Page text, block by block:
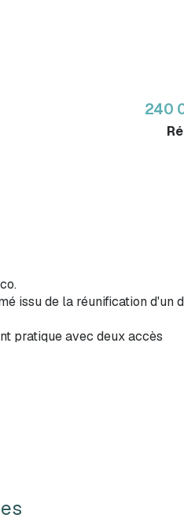
240
issu de la réunification d'un
pratique avec deux accès
de plusieurs